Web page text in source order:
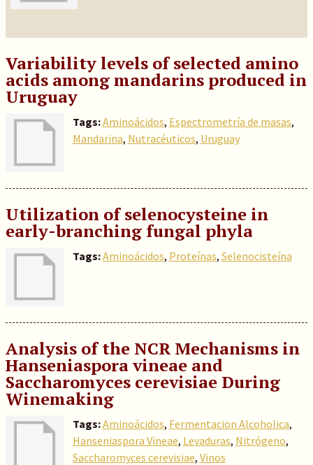
Variability levels of selected amino
acids among mandarins produced in
Uruguay
Tags:Aminoácidos, Espectrometría de masas,
Mandarina, Nutracéuticos, Uruguay
Utilization of selenocysteine in
early-branching fungal phyla
Tags:Aminoácidos, Proteínas, Selenocisteína
Analysis of the NCR Mechanisms in
Hanseniaspora vineae and
Saccharomyces cerevisiae During
Winemaking
Tags:Aminoácidos, Fermentacion Alcoholica,
Hanseniaspora Vineae, Levaduras, Nitrógeno,
Saccharomyces cerevisiae, Vinos